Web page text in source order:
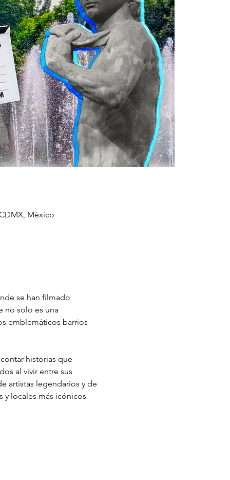
México
se han filmado
no solo es una
emblemáticos barrios
historias que
al vivir entre sus
artistas legendarios y de
y locales más icónicos